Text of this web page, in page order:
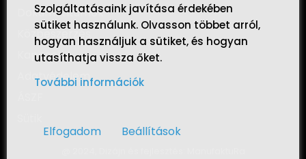
Szolgáltatásaink javítása érdekében
sütiket használunk. Olvasson többet arról,
hogyan használjuk a sütiket, és hogyan
utasíthatja vissza őket.
További információk
Elfogadom Beállítások
Dokumentumok
Közbeszerzés
Kapcsolat
Adatvédelem